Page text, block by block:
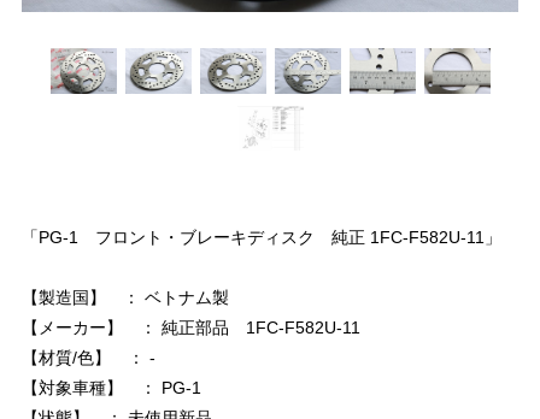
「PG-1 フロント・ブレーキディスク 純正 1FC-F582U-11」
【製造国】 ： ベトナム製
【メーカー】 ： 純正部品 1FC-F582U-11
【材質/色】 ： -
【対象車種】 ： PG-1